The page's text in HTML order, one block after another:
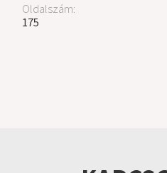
Oldalszám:
175